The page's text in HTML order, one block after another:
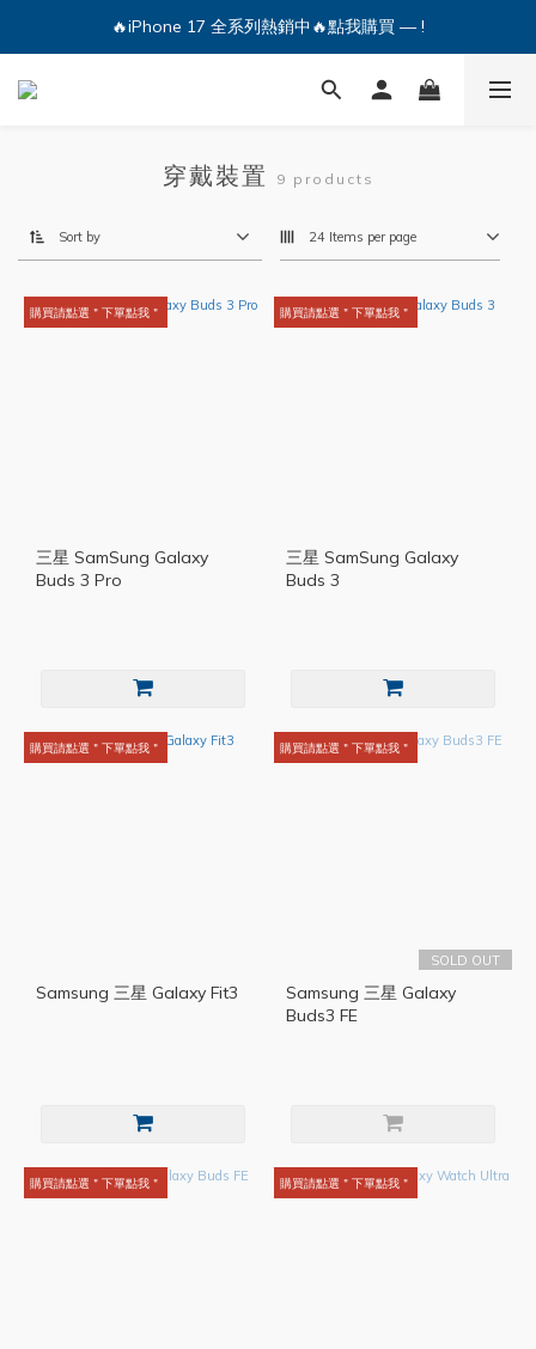
🔥iPhone 17 全系列熱銷中🔥點我購買 — !
🔥iPhone 17 全系列熱銷中🔥點我購買 — !
💕加入Q哥 Line 新好友領優惠券！🎫
穿戴裝置 9 products
Sort by 24 Items per page
購買請點選＂下單點我＂
三星 SamSung Galaxy
Buds 3 Pro
購買請點選＂下單點我＂
三星 SamSung Galaxy
Buds 3
購買請點選＂下單點我＂
Samsung 三星 Galaxy Fit3
購買請點選＂下單點我＂
SOLD OUT
Samsung 三星 Galaxy
Buds3 FE
購買請點選＂下單點我＂ 購買請點選＂下單點我＂